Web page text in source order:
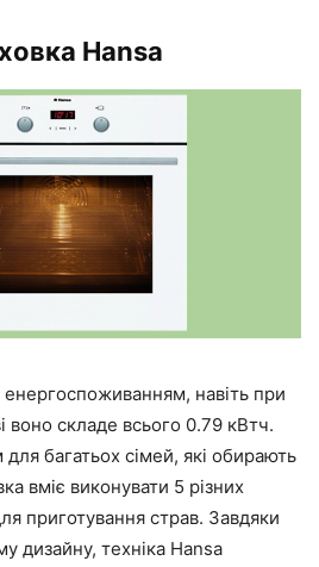
Hansa
енергоспоживанням, навіть при
воно складе всього 0.79 кВтч.
багатьох сімей, які обирають
вміє виконувати 5 різних
приготування страв. Завдяки
дизайну, техніка Hansa